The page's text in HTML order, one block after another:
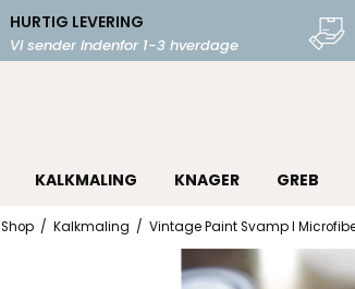
HURTIG LEVERING
Vi sender indenfor 1-3 hverdage
KALKMALING KNAGER GREB
Shop / Kalkmaling / Vintage Paint Svamp I